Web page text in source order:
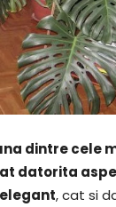
dintre cele
datorita
, cat si